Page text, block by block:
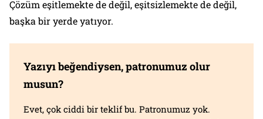
Çözüm eşitlemekte de değil, eşitsizlemekte de değil,
başka bir yerde yatıyor.
Yazıyı beğendiysen, patronumuz olur
musun?
Evet, çok ciddi bir teklif bu. Patronumuz yok.